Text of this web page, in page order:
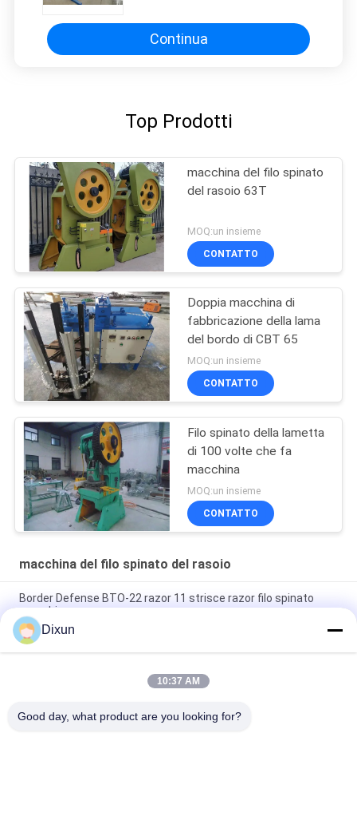
Continua
Top Prodotti
macchina del filo spinato
del rasoio 63T
MOQ:un insieme
CONTATTO
Doppia macchina di
fabbricazione della lama
del bordo di CBT 65
MOQ:un insieme
CONTATTO
Filo spinato della lametta
di 100 volte che fa
macchina
MOQ:un insieme
CONTATTO
macchina del filo spinato del rasoio
Border Defense BTO-22 razor 11 strisce razor filo spinato
macchina
Punch Pressure 63T BTO-22 11 Strips Razor Wire Making
Machine
Velocità di produzione 220-280m/h 9 strisce BTO-22 Razor
Dixun
10:37 AM
Good day, what product are you looking for?